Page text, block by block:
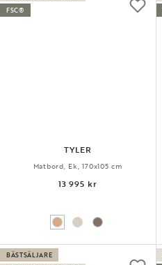
TYLER
Matbord, Ek, 170x105 cm
13 995 kr
FSC®
BÄSTSÄLJARE